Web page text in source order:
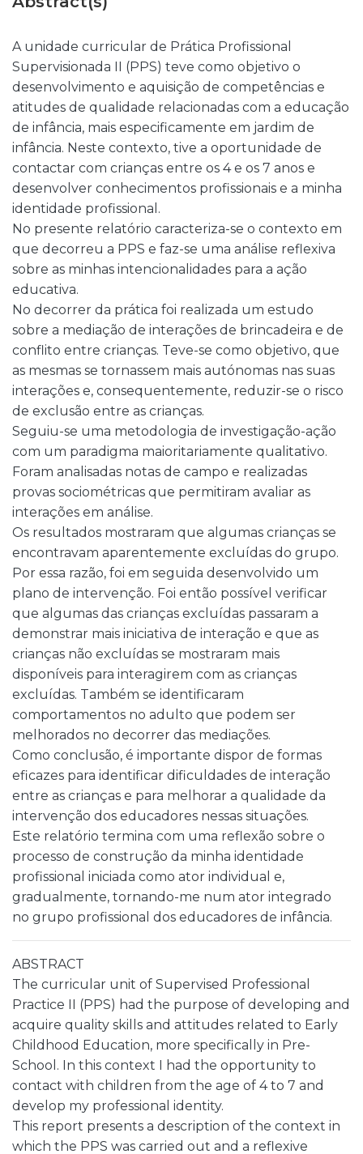
A unidade curricular de Prática Profissional
Supervisionada II (PPS) teve como objetivo o
desenvolvimento e aquisição de competências e
atitudes de qualidade relacionadas com a educação
de infância, mais especificamente em jardim de
infância. Neste contexto, tive a oportunidade de
contactar com crianças entre os 4 e os 7 anos e
desenvolver conhecimentos profissionais e a minha
identidade profissional.
No presente relatório caracteriza-se o contexto em
que decorreu a PPS e faz-se uma análise reflexiva
sobre as minhas intencionalidades para a ação
educativa.
No decorrer da prática foi realizada um estudo
sobre a mediação de interações de brincadeira e de
conflito entre crianças. Teve-se como objetivo, que
as mesmas se tornassem mais autónomas nas suas
interações e, consequentemente, reduzir-se o risco
de exclusão entre as crianças.
Seguiu-se uma metodologia de investigação-ação
com um paradigma maioritariamente qualitativo.
Foram analisadas notas de campo e realizadas
provas sociométricas que permitiram avaliar as
interações em análise.
Os resultados mostraram que algumas crianças se
encontravam aparentemente excluídas do grupo.
Por essa razão, foi em seguida desenvolvido um
plano de intervenção. Foi então possível verificar
que algumas das crianças excluídas passaram a
demonstrar mais iniciativa de interação e que as
crianças não excluídas se mostraram mais
disponíveis para interagirem com as crianças
excluídas. Também se identificaram
comportamentos no adulto que podem ser
melhorados no decorrer das mediações.
Como conclusão, é importante dispor de formas
eficazes para identificar dificuldades de interação
entre as crianças e para melhorar a qualidade da
intervenção dos educadores nessas situações.
Este relatório termina com uma reflexão sobre o
processo de construção da minha identidade
profissional iniciada como ator individual e,
gradualmente, tornando-me num ator integrado
no grupo profissional dos educadores de infância.
ABSTRACT
The curricular unit of Supervised Professional
Practice II (PPS) had the purpose of developing and
acquire quality skills and attitudes related to Early
Childhood Education, more specifically in Pre-
School. In this context I had the opportunity to
contact with children from the age of 4 to 7 and
develop my professional identity.
This report presents a description of the context in
which the PPS was carried out and a reflexive